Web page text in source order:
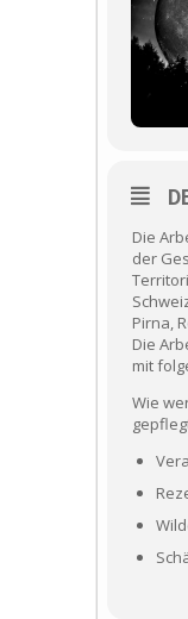
Die
der
Pirna,
Die
mit
Wie